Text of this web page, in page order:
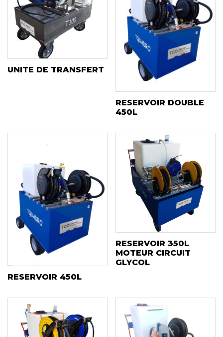
UNITE DE TRANSFERT
RESERVOIR DOUBLE
450L
RESERVOIR 450L
RESERVOIR 350L
MOTEUR CIRCUIT
GLYCOL